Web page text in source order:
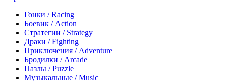
Гонки / Racing
Боевик / Action
Стратегии / Strategy
Драки / Fighting
Приключения / Adventure
Бродилки / Arcade
Пазлы / Puzzle
Музыкальные / Music